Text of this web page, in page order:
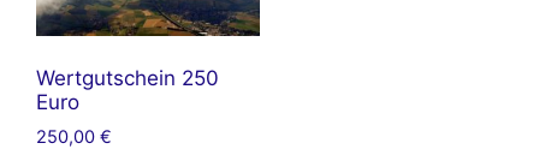
Wertgutschein 250
Euro
250,00 €